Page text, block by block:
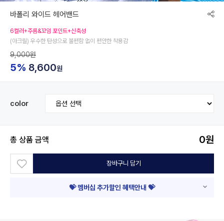
바폴리 와이드 헤어밴드
6컬러+주름&꼬임 포인트+신축성
(아크릴) 우수한 탄성으로 불편함 없이 편안한 착용감
9,000원
5% 8,600원
color
총 상품 금액 0원
장바구니 담기
💝 멤버십 추가할인 혜택안내 💝